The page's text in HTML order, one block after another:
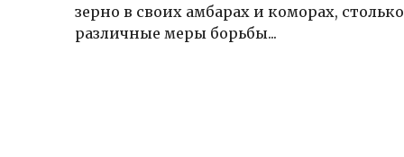
зерно в своих амбарах и коморах,
различные меры борьбы...